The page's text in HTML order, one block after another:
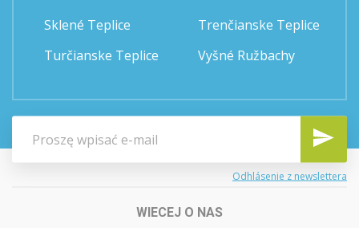
Sklené Teplice
Turčianske Teplice
Trenčianske Teplice
Vyšné Ružbachy
Odhlásenie z newslettera
WIECEJ O NAS